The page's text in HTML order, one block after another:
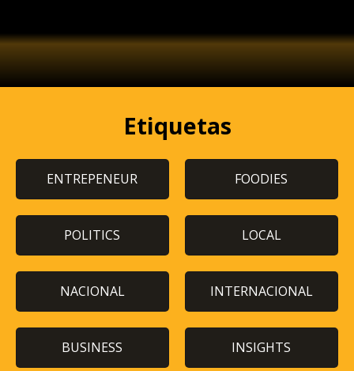
Etiquetas
ENTREPENEUR FOODIES
POLITICS LOCAL
NACIONAL INTERNACIONAL
BUSINESS INSIGHTS